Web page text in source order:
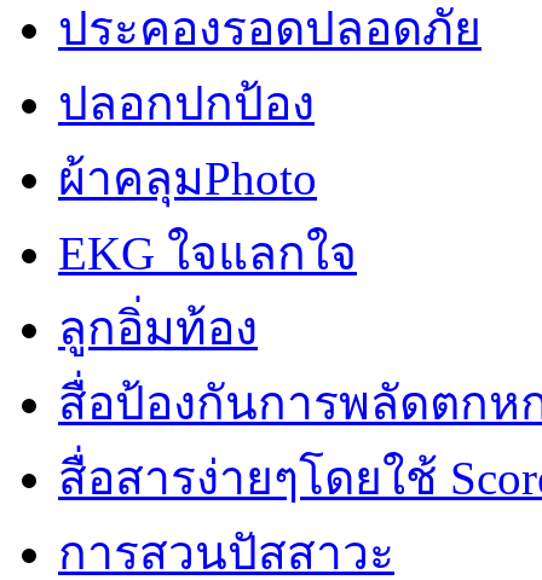
ประคองรอดปลอดภัย
ปลอกปกป้อง
ผ้าคลุมPhoto
EKG ใจแลกใจ
ลูกอิ่มท้อง
สื่อป้องกันการพลัดตกห
สื่อสารง่ายๆโดยใช้
การสวนปัสสาวะ